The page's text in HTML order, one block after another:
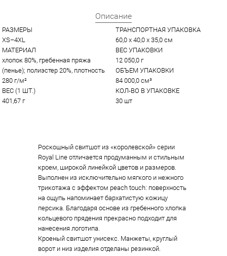
Описание
РАЗМЕРЫ
XS–4XL
МАТЕРИАЛ
хлопок 80%, гребенная пряжа
(пенье); полиэстер 20%, плотность
280 г/м²
ВЕС (1 ШТ.)
401,67 г
ТРАНСПОРТНАЯ УПАКОВКА
60,0 x 40,0 x 35,0 см
ВЕС УПАКОВКИ
12 050,0 г
ОБЪЕМ УПАКОВКИ
84 000,0 см³
КОЛ-ВО В УПАКОВКЕ
30 шт
Роскошный свитшот из «королевской» серии
Royal Line отличается продуманным и стильным
кроем, широкой линейкой цветов и размеров.
Выполнен из исключительно мягкого и нежного
трикотажа с эффектом peach touch: поверхность
на ощупь напоминает бархатистую кожицу
персика. Благодаря основе из гребенного хлопка
кольцевого прядения прекрасно подходит для
нанесения логотипа.
Кроеный свитшот унисекс. Манжеты, круглый
ворот и низ изделия отделаны резинкой.